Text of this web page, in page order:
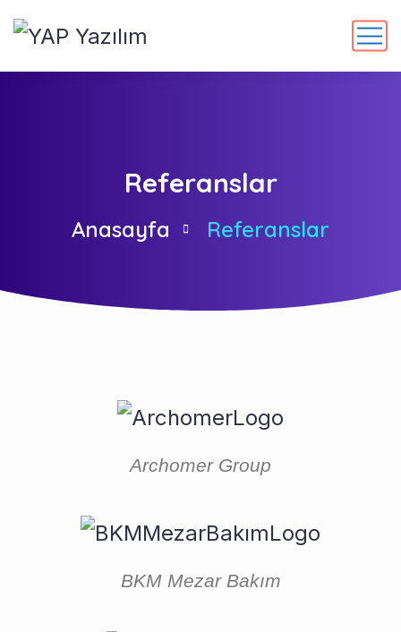
Referanslar
Anasayfa Referanslar
Archomer Group
BKM Mezar Bakım